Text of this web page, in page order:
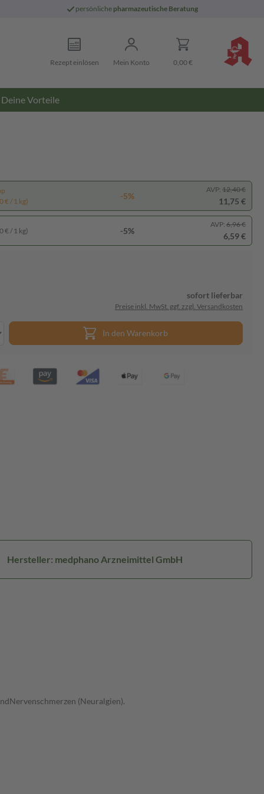
persönliche pharmazeutische Beratung
Rezept einlösen Mein Konto 0,00 €
Deine Vorteile
€ / 1 kg)
-5%
AVP: 12,40 €
11,75 €
€ / 1 kg) -5%
AVP: 6,96 €
6,59 €
sofort lieferbar
Preise inkl. MwSt. ggf. zzgl. Versandkosten
In den Warenkorb
Hersteller: medphano Arzneimittel GmbH
(Neuralgien).